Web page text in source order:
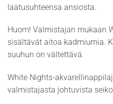
laatusuhteensa ansiosta.
Huom! Valmistajan mukaan
sisältävät aitoa kadmiumia.
suuhun on vältettävä.
White Nights-
valmistajasta johtuvista